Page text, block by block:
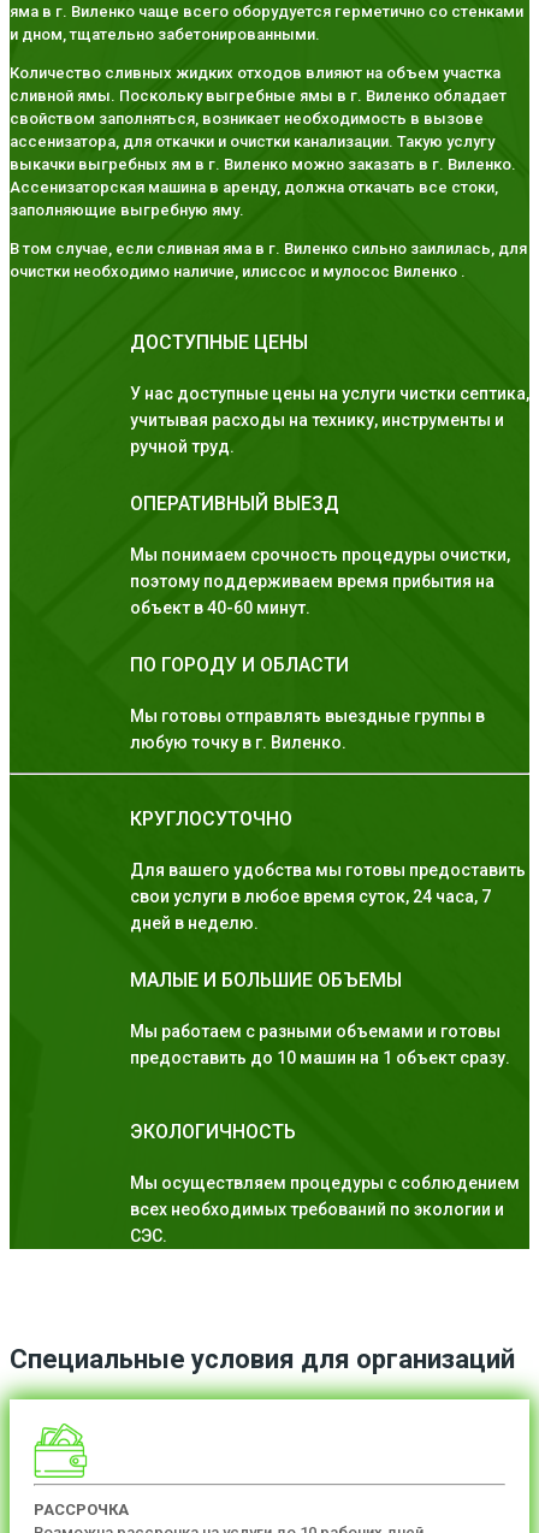
яма в г. Виленко чаще всего оборудуется герметично со стенками
и дном, тщательно забетонированными.
Количество сливных жидких отходов влияют на объем участка
сливной ямы. Поскольку выгребные ямы в г. Виленко обладает
свойством заполняться, возникает необходимость в вызове
ассенизатора, для откачки и очистки канализации. Такую услугу
выкачки выгребных ям в г. Виленко можно заказать в г. Виленко.
Ассенизаторская машина в аренду, должна откачать все стоки,
заполняющие выгребную яму.
В том случае, если сливная яма в г. Виленко сильно заилилась, для
очистки необходимо наличие, илиссос и мулосос Виленко .
ДОСТУПНЫЕ ЦЕНЫ
У нас доступные цены на услуги чистки септика,
учитывая расходы на технику, инструменты и
ручной труд.
ОПЕРАТИВНЫЙ ВЫЕЗД
Мы понимаем срочность процедуры очистки,
поэтому поддерживаем время прибытия на
объект в 40-60 минут.
ПО ГОРОДУ И ОБЛАСТИ
Мы готовы отправлять выездные группы в
любую точку в г. Виленко.
КРУГЛОСУТОЧНО
Для вашего удобства мы готовы предоставить
свои услуги в любое время суток, 24 часа, 7
дней в неделю.
МАЛЫЕ И БОЛЬШИЕ ОБЪЕМЫ
Мы работаем с разными объемами и готовы
предоставить до 10 машин на 1 объект сразу.
ЭКОЛОГИЧНОСТЬ
Мы осуществляем процедуры с соблюдением
всех необходимых требований по экологии и
СЭС.
Специальные условия для организаций
РАССРОЧКА